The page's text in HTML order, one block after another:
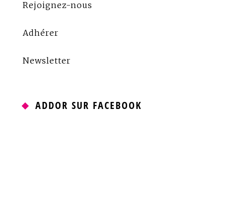
Rejoignez-nous
Adhérer
Newsletter
ADDOR SUR FACEBOOK